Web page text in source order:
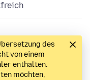
des
von einem
enthalten.
möchten,